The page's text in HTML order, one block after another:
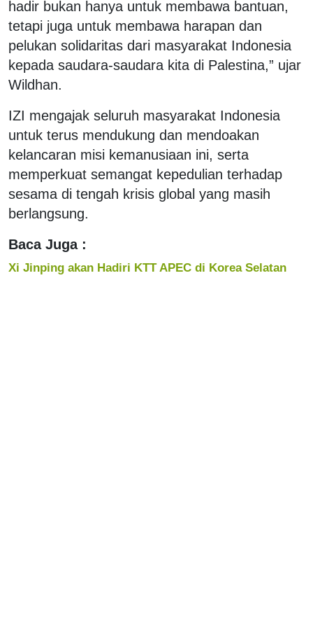
hadir bukan hanya untuk membawa bantuan,
tetapi juga untuk membawa harapan dan
pelukan solidaritas dari masyarakat Indonesia
kepada saudara-saudara kita di Palestina,” ujar
Wildhan.
IZI mengajak seluruh masyarakat Indonesia
untuk terus mendukung dan mendoakan
kelancaran misi kemanusiaan ini, serta
memperkuat semangat kepedulian terhadap
sesama di tengah krisis global yang masih
berlangsung.
Baca Juga :
Xi Jinping akan Hadiri KTT APEC di Korea Selatan